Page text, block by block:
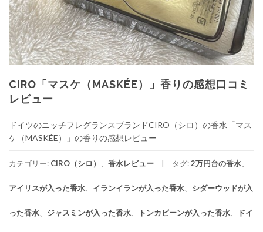
CIRO「マスケ（MASKÉE）」香りの感想口コミ
レビュー
ドイツのニッチフレグランスブランドCIRO（シロ）の香水「マス
ケ（MASKÉE）」の香りの感想レビュー
カテゴリー: CIRO（シロ） 、 香水レビュー タグ:2万円台の香水、
アイリスが入った香水、 イランイランが入った香水、 シダーウッドが入
った香水、 ジャスミンが入った香水、 トンカビーンが入った香水、 ドイ